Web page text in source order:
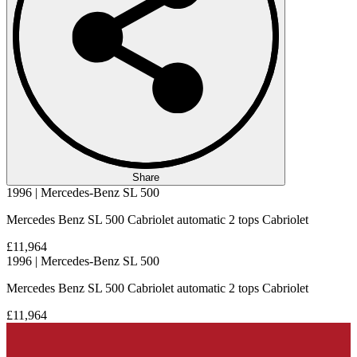
Share
1996 | Mercedes-Benz SL 500
Mercedes Benz SL 500 Cabriolet automatic 2 tops Cabriolet
£11,964
1996 | Mercedes-Benz SL 500
Mercedes Benz SL 500 Cabriolet automatic 2 tops Cabriolet
£11,964